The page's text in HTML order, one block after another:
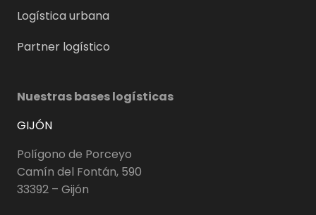
Logística urbana
Partner logístico
Nuestras bases logísticas
GIJÓN
Polígono de Porceyo
Camín del Fontán, 590
33392 – Gijón